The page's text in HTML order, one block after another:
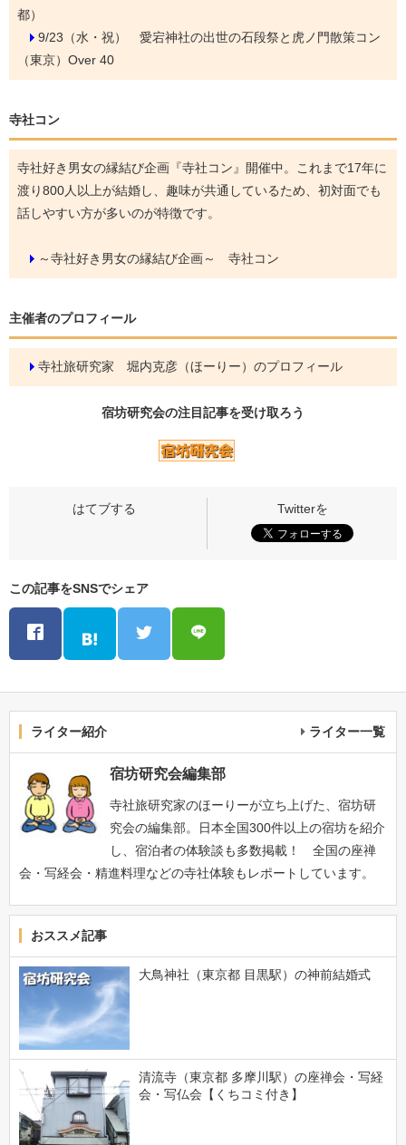
都）
9/23（水・祝） 愛宕神社の出世の石段祭と虎ノ門散策コン
（東京）Over 40
寺社コン
寺社好き男女の縁結び企画『寺社コン』開催中。これまで17年に
渡り800人以上が結婚し、趣味が共通しているため、初対面でも
話しやすい方が多いのが特徴です。
～寺社好き男女の縁結び企画～ 寺社コン
主催者のプロフィール
寺社旅研究家 堀内克彦（ほーりー）のプロフィール
宿坊研究会の注目記事を受け取ろう
この記事をSNSでシェア
ライター紹介 ライター一覧
宿坊研究会編集部
寺社旅研究家のほーりーが立ち上げた、宿坊研
究会の編集部。日本全国300件以上の宿坊を紹介
し、宿泊者の体験談も多数掲載！ 全国の座禅
会・写経会・精進料理などの寺社体験もレポートしています。
おススメ記事
大鳥神社（東京都 目黒駅）の神前結婚式
清流寺（東京都 多摩川駅）の座禅会・写経
会・写仏会【くちコミ付き】